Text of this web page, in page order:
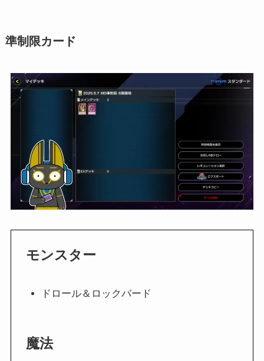
準制限カード
モンスター
ドロール＆ロックバード
魔法